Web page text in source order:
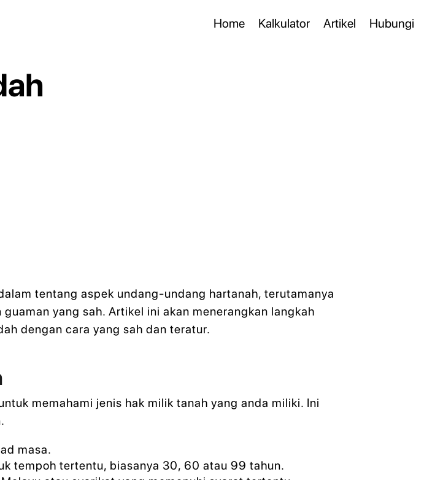
Home Kalkulator Artikel Hubungi
tentang aspek undang-undang hartanah, terutamanya
yang sah. Artikel ini akan menerangkan langkah
dengan cara yang sah dan teratur.
memahami jenis hak milik tanah yang anda miliki. Ini
masa.
tempoh tertentu, biasanya 30, 60 atau 99 tahun.